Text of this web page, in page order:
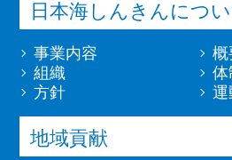
日本海しんきんにつ
事業内容
概
組織
体
方針
運
地域貢献